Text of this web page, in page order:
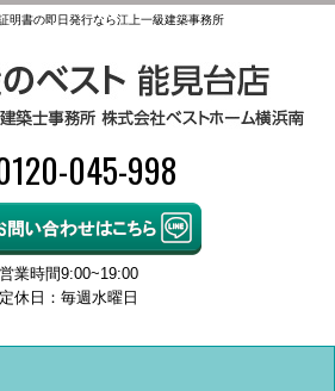
明書の即日発行なら江上一級建築事務所
045-998
営業時間9:00~19:00
定休日：毎週水曜日